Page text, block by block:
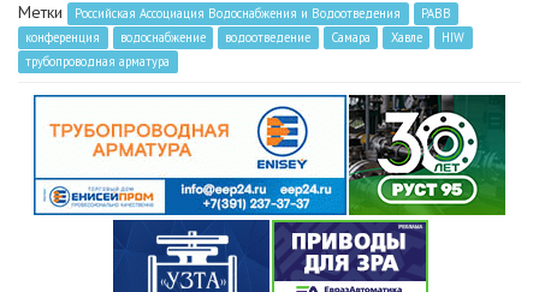
Метки Российская Ассоциация Водоснабжения и Водоотведения
РАВВ
конференция
водоснабжение водоотведение Самара Хавле
HIW
трубопроводная арматура